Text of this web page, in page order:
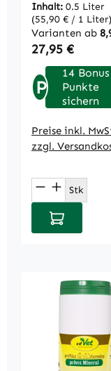
Inhalt: 0.5 Liter
(55,90 € / 1 Liter)
Varianten ab
Regulärer
27,95 €
P
14 Bonus
Punkte
sichern
Preise inkl.
zzgl.
Produkt
Stk
In den